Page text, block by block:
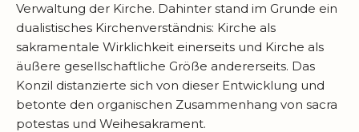
Verwaltung der Kirche. Dahinter stand im Grunde ein
dualistisches Kirchenverständnis: Kirche als
sakramentale Wirklichkeit einerseits und Kirche als
äußere gesellschaftliche Größe andererseits. Das
Konzil distanzierte sich von dieser Entwicklung und
betonte den organischen Zusammenhang von sacra
potestas und Weihesakrament.